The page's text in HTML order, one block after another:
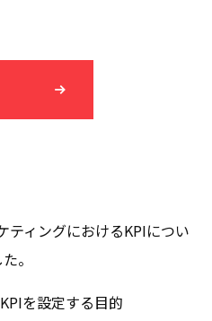
ィングにおけるKPIについ
。
を設定する目的